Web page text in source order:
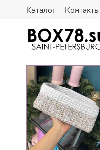
Каталог Контакты